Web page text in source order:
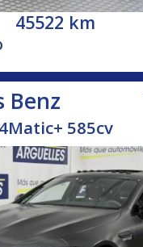
45522 km
Benz
585cv